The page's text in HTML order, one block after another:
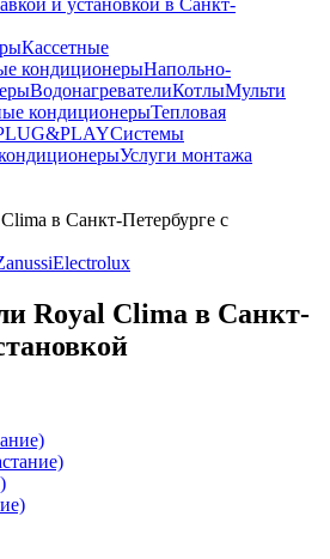
и установкой в Санкт-
Кассетные
кондиционерыНапольно-
ВодонагревателиКотлыМульти
кондиционерыТепловая
Системы
Услуги монтажа
в Санкт-Петербурге с
Electrolux
Royal Clima в Санкт-